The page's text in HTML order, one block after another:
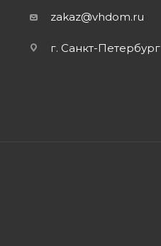
zakaz@vhdom.ru
г. Санкт-Петербург